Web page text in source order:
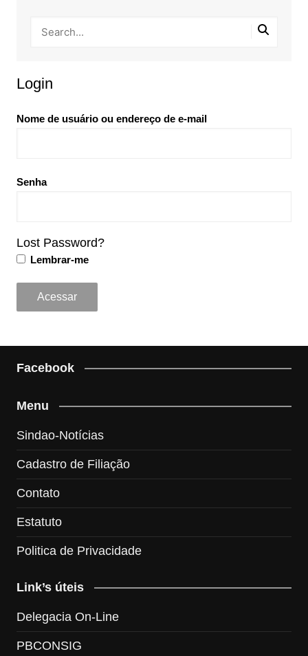
Login
Nome de usuário ou endereço de e-mail
Senha
Lost Password?
Lembrar-me
Facebook
Menu
Sindao-Notícias
Cadastro de Filiação
Contato
Estatuto
Politica de Privacidade
Link’s úteis
Delegacia On-Line
PBCONSIG